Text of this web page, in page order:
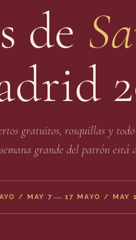
de
gratuitos, rosquillas y
semana grande del patrón está
/ MAY 7 — 17 MAYO / MAY